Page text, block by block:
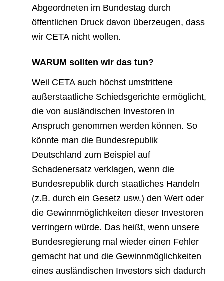
Abgeordneten im Bundestag durch
öffentlichen Druck davon überzeugen, dass
wir CETA nicht wollen.
WARUM sollten wir das tun?
Weil CETA auch höchst umstrittene
außerstaatliche Schiedsgerichte ermöglicht,
die von ausländischen Investoren in
Anspruch genommen werden können. So
könnte man die Bundesrepublik
Deutschland zum Beispiel auf
Schadenersatz verklagen, wenn die
Bundesrepublik durch staatliches Handeln
(z.B. durch ein Gesetz usw.) den Wert oder
die Gewinnmöglichkeiten dieser Investoren
verringern würde. Das heißt, wenn unsere
Bundesregierung mal wieder einen Fehler
gemacht hat und die Gewinnmöglichkeiten
eines ausländischen Investors sich dadurch